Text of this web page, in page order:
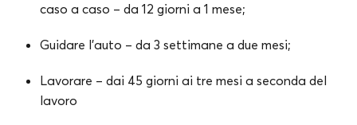
caso a caso – da 12 giorni a 1 mese;
Guidare l’auto – da 3 settimane a due mesi;
Lavorare – dai 45 giorni ai tre mesi a seconda del
lavoro